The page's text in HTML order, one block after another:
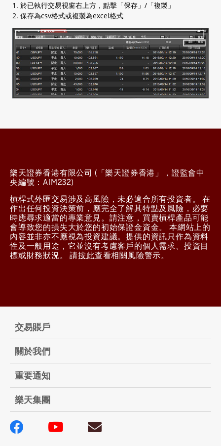
1. 於已執行交易視窗右上方，點擊「保存」/「複製」
2. 保存為csv格式或複製為excel格式
樂天證券香港有限公司 (「樂天證券香港」，證監會中
央編號：AIM232)
槓桿式外匯交易涉及高風險，未必適合所有投資者。 在
作出任何投資決策前，應完全了解其特點及風險，必要
時應尋求適當的專業意見。請注意，買賣槓桿產品可能
會導致您的損失大於您的初始保證金資金。 本網站上的
內容並非亦不應視為投資建議。提供的資訊只作為資料
性及一般用途，它並沒有考慮客戶的個人需求、投資目
標或財務狀況。 請按此查看相關風險警示。
交易賬戶
關於我們
重要通知
樂天集團